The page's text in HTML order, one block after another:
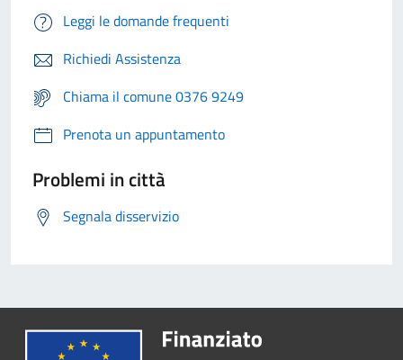
Leggi le domande frequenti
Richiedi Assistenza
Chiama il comune 0376 9249
Prenota un appuntamento
Problemi in città
Segnala disservizio